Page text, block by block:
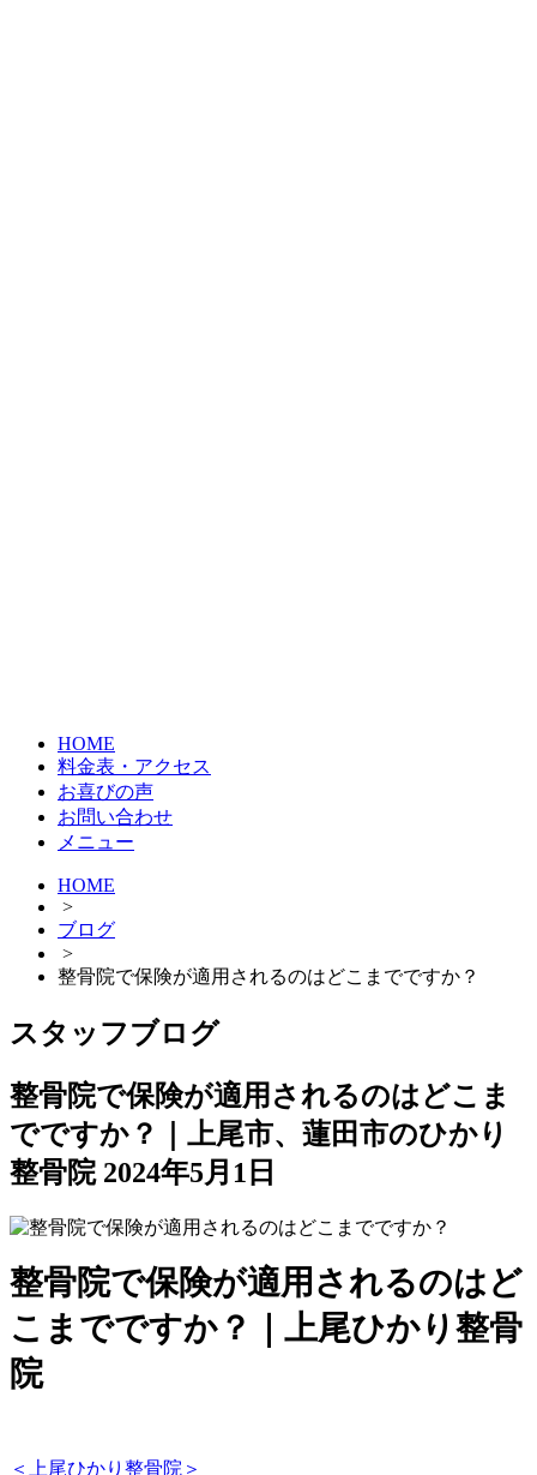
HOME
料金表・アクセス
お喜びの声
お問い合わせ
メニュー
HOME
>
ブログ
>
整骨院で保険が適用されるのはどこまでですか？
スタッフブログ
整骨院で保険が適用されるのはどこま
でですか？｜上尾市、蓮田市のひかり
整骨院 2024年5月1日
整骨院で保険が適用されるのはど
こまでですか？｜上尾ひかり整骨
院
＜上尾ひかり整骨院＞